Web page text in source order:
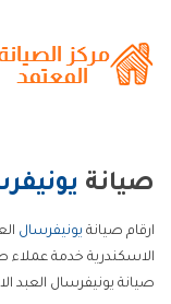
صيانة
ارقام صيانة يونيفرسال
الاسكندرية خدمة عملاء
صيانة يونيفرسال العبد